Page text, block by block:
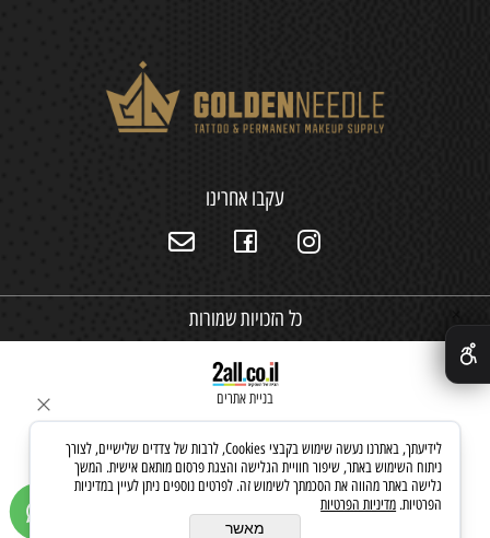
עקבו אחרינו
כל הזכויות שמורות
בניית אתרים
לידיעתך, באתרנו נעשה שימוש בקבצי Cookies, לרבות של צדדים שלישיים, לצורך
ניתוח השימוש באתר, שיפור חוויית הגלישה והצגת פרסום מותאם אישית. המשך
גלישה באתר מהווה את הסכמתך לשימוש זה. לפרטים נוספים ניתן לעיין במדיניות
הפרטיות. מדיניות הפרטיות
מאשר